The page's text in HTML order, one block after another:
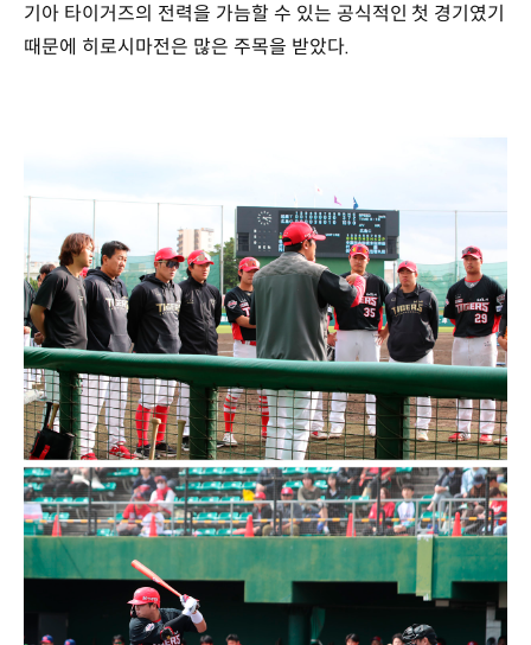
기아 타이거즈의 전력을 가늠할 수 있는 공식적인 첫 경기였기
때문에 히로시마전은 많은 주목을 받았다.